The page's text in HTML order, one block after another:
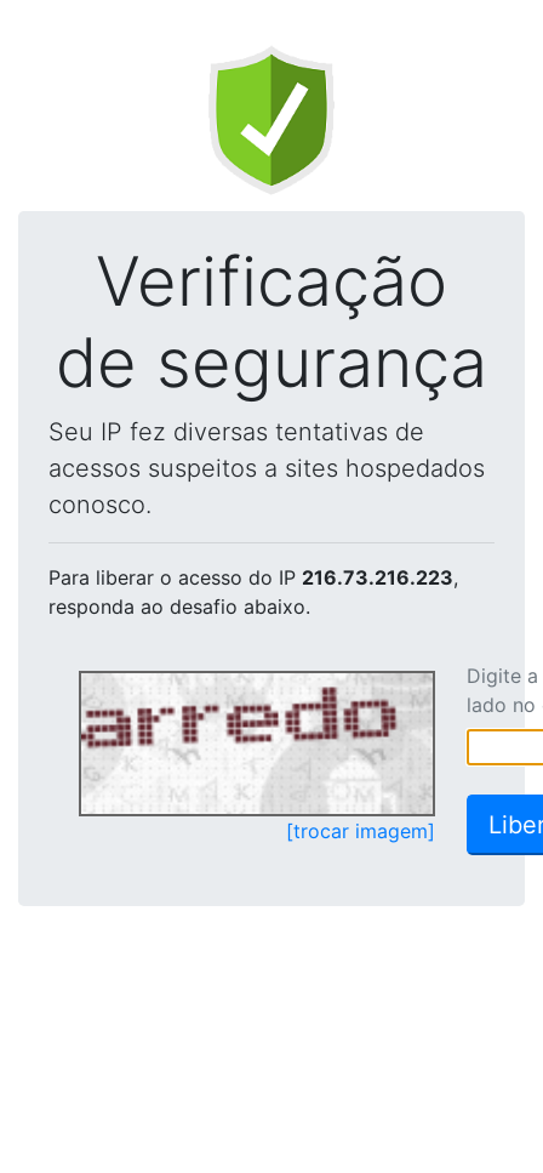
Verificação
de segurança
Seu IP fez diversas tentativas de
acessos suspeitos a sites hospedados
conosco.
Para liberar o acesso do IP 216.73.216.223,
responda ao desafio abaixo.
[trocar imagem]
Digite
lado no